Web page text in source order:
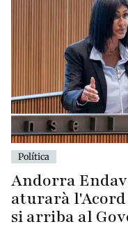
Política
Andorra
aturarà l'Acord
si arriba al